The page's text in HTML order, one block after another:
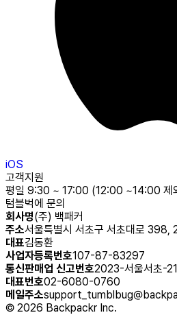
iOS
고객지원
평일 9:30 ~ 17:00 (12:00 ~14:00 제
텀블벅에 문의
회사명(주) 백패커
주소서울특별시 서초구 서초대로 398,
대표김동환
사업자등록번호107-87-83297
통신판매업 신고번호2023-서울서초-
대표번호02-6080-0760
메일주소
© 2026 Backpackr Inc.